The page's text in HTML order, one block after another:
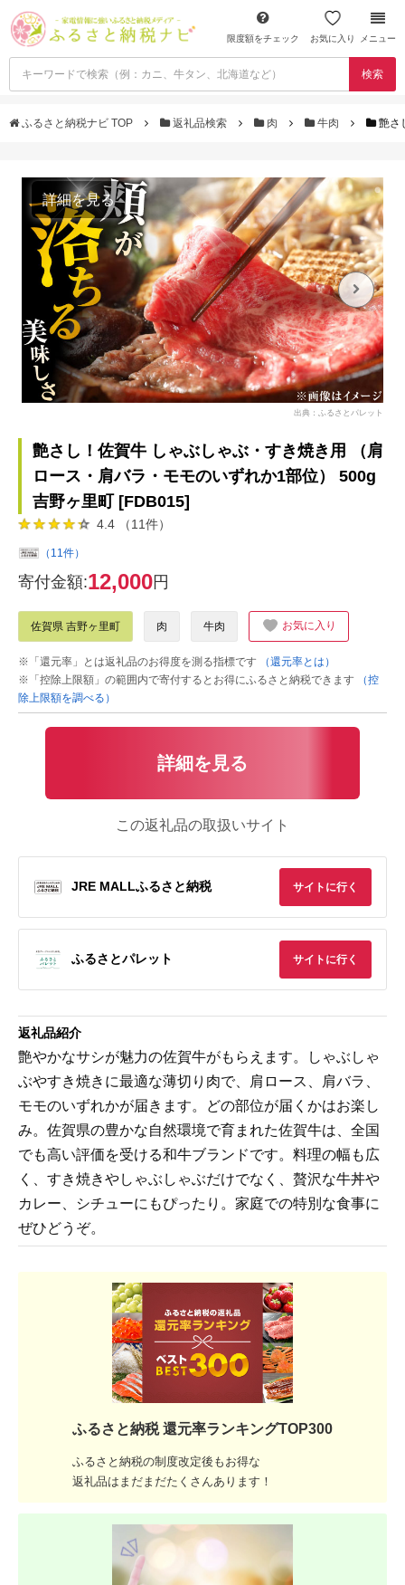
限度額をチェック お気に入り メニュー
検索
ふるさと納税ナビ TOP 返礼品検索 肉 牛肉 艶さ
詳細を見る
出典：ふるさとパレット
艶さし！佐賀牛 しゃぶしゃぶ・すき焼き用 （肩
ロース・肩バラ・モモのいずれか1部位） 500g
吉野ヶ里町 [FDB015]
4.4 （11件）
（11件）
寄付金額:12,000円
佐賀県 吉野ヶ里町 肉 牛肉 お気に入り
※「還元率」とは返礼品のお得度を測る指標です
（還元率とは）
※「控除上限額」の範囲内で寄付するとお得にふるさと納税できます
（控
除上限額を調べる）
詳細を見る
この返礼品の取扱いサイト
JRE MALLふるさと納税 サイトに行く
ふるさとパレット サイトに行く
返礼品紹介
艶やかなサシが魅力の佐賀牛がもらえます。しゃぶしゃ
ぶやすき焼きに最適な薄切り肉で、肩ロース、肩バラ、
モモのいずれかが届きます。どの部位が届くかはお楽し
み。佐賀県の豊かな自然環境で育まれた佐賀牛は、全国
でも高い評価を受ける和牛ブランドです。料理の幅も広
く、すき焼きやしゃぶしゃぶだけでなく、贅沢な牛丼や
カレー、シチューにもぴったり。家庭での特別な食事に
ぜひどうぞ。
ふるさと納税 還元率ランキングTOP300
ふるさと納税の制度改定後もお得な
返礼品はまだまだたくさんあります！